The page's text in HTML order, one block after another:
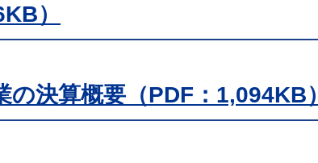
）
決算概要（PDF：1,094KB）